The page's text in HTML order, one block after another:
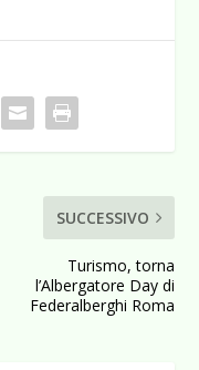
SUCCESSIVO
Turismo, torna
l’Albergatore Day di
Federalberghi Roma